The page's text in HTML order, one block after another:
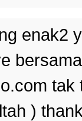
enak2
tak
)